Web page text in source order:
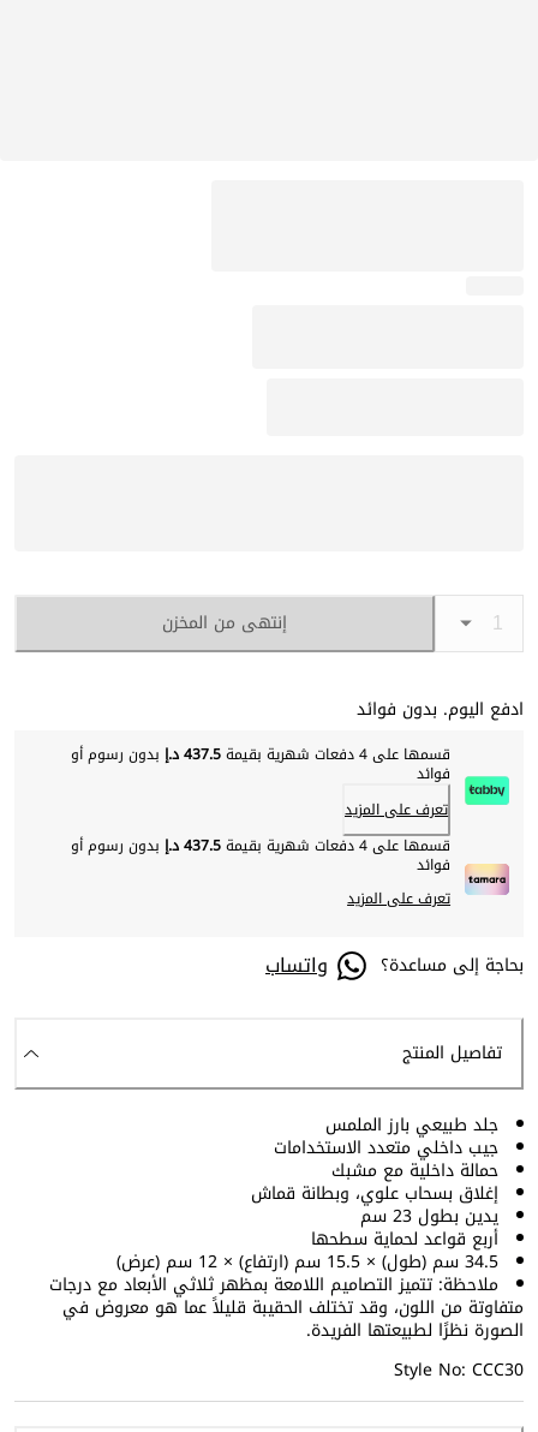
إنتهى من المخزن
ادفع اليوم. بدون فوائد
قسمها على 4 دفعات شهرية بقيمة 437.5 د.إ بدون رسوم أو
فوائد
تعرف على المزيد
قسمها على 4 دفعات شهرية بقيمة
437.5 د.إ بدون رسوم أو
فوائد
تعرف على المزيد
بحاجة إلى مساعدة؟ واتساب
تفاصيل المنتج
جلد طبيعي بارز الملمس
جيب داخلي متعدد الاستخدامات
حمالة داخلية مع مشبك
إغلاق بسحاب علوي، وبطانة قماش
يدين بطول 23 سم
أربع قواعد لحماية سطحها
34.5 سم (طول) × 15.5 سم (ارتفاع) × 12 سم (عرض)
ملاحظة: تتميز التصاميم اللامعة بمظهر ثلاثي الأبعاد مع درجات
متفاوتة من اللون، وقد تختلف الحقيبة قليلاً عما هو معروض في
الصورة نظرًا لطبيعتها الفريدة.
Style No: CCC30